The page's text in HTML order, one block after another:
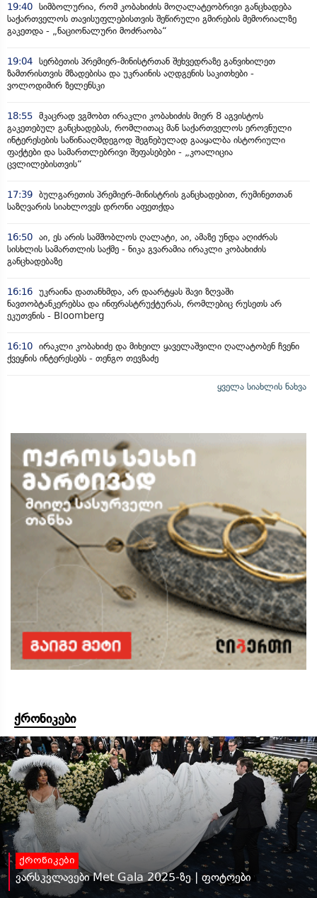
19:40 სიმბოლურია, რომ კობახიძის მოღალატეობრივი განცხადება
საქართველოს თავისუფლებისთვის შეწირული გმირების მემორიალზე
გაკეთდა - „ნაციონალური მოძრაობა“
19:04 სერბეთის პრემიერ-მინისტრთან შეხვედრაზე განვიხილეთ
ზამთრისთვის მზადებისა და უკრაინის აღდგენის საკითხები -
ვოლოდიმირ ზელენსკი
18:55 მკაცრად ვგმობთ ირაკლი კობახიძის მიერ 8 აგვისტოს
გაკეთებულ განცხადებას, რომლითაც მან საქართველოს ეროვნული
ინტერესების საწინააღმდეგოდ შეგნებულად გააყალბა ისტორიული
ფაქტები და სამართლებრივი შეფასებები - „კოალიცია
ცვლილებისთვის“
17:39 ბულგარეთის პრემიერ-მინისტრის განცხადებით, რუმინეთთან
საზღვარის სიახლოვეს დრონი აფეთქდა
16:50 აი, ეს არის სამშობლოს ღალატი, აი, ამაზე უნდა აღიძრას
სისხლის სამართლის საქმე - ნიკა გვარამია ირაკლი კობახიძის
განცხადებაზე
16:16 უკრაინა დათანხმდა, არ დაარტყას შავი ზღვაში
ნავთობტანკერებსა და ინფრასტრუქტურას, რომლებიც რუსეთს არ
ეკუთვნის - Bloomberg
16:10 ირაკლი კობახიძე და მიხეილ ყაველაშვილი ღალატობენ ჩვენი
ქვეყნის ინტერესებს - თენგო თევზაძე
ყველა სიახლის ნახვა
ქრონიკები
ქრონიკები
ვარსკვლავები Met Gala 2025-ზე | ფოტოები